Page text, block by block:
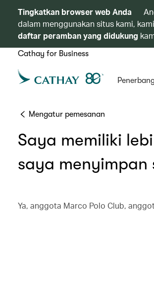
Tingkatkan browser web Anda
dalam menggunakan situs kami,
daftar peramban yang didukung
Cathay for Business
Mengatur pemesanan
Saya memiliki
saya menyimpan
Ya, anggota Marco Polo Club,